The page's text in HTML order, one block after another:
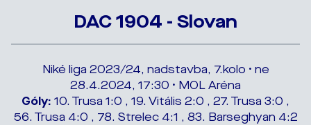
DAC 1904 - Slovan
Niké liga 2023/24, nadstavba, 7.kolo • ne
28.4.2024, 17:30 • MOL Aréna
Góly: 10. Trusa 1:0 , 19. Vitális 2:0 , 27. Trusa 3:0 ,
56. Trusa 4:0 , 78. Strelec 4:1 , 83. Barseghyan 4:2